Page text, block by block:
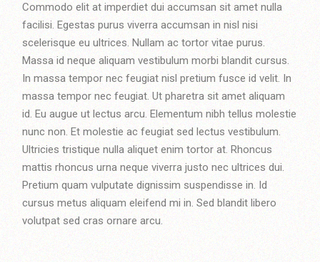
Commodo elit at imperdiet dui accumsan sit amet nulla
facilisi. Egestas purus viverra accumsan in nisl nisi
scelerisque eu ultrices. Nullam ac tortor vitae purus.
Massa id neque aliquam vestibulum morbi blandit cursus.
In massa tempor nec feugiat nisl pretium fusce id velit. In
massa tempor nec feugiat. Ut pharetra sit amet aliquam
id. Eu augue ut lectus arcu. Elementum nibh tellus molestie
nunc non. Et molestie ac feugiat sed lectus vestibulum.
Ultricies tristique nulla aliquet enim tortor at. Rhoncus
mattis rhoncus urna neque viverra justo nec ultrices dui.
Pretium quam vulputate dignissim suspendisse in. Id
cursus metus aliquam eleifend mi in. Sed blandit libero
volutpat sed cras ornare arcu.